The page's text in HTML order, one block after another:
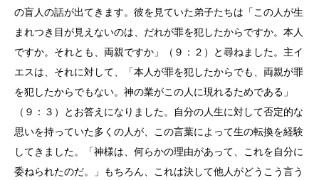
の盲人の話が出てきます。彼を見ていた弟子たちは「この人が生
まれつき目が見えないのは、だれが罪を犯したからですか。本人
ですか。それとも、両親ですか」（９：２）と尋ねました。主イ
エスは、それに対して、「本人が罪を犯したからでも、両親が罪
を犯したからでもない。神の業がこの人に現れるためである」
（９：３）とお答えになりました。自分の人生に対して否定的な
思いを持っていた多くの人が、この言葉によって生の転換を経験
してきました。「神様は、何らかの理由があって、これを自分に
委ねられたのだ。」もちろん、これは決して他人がどうこう言う